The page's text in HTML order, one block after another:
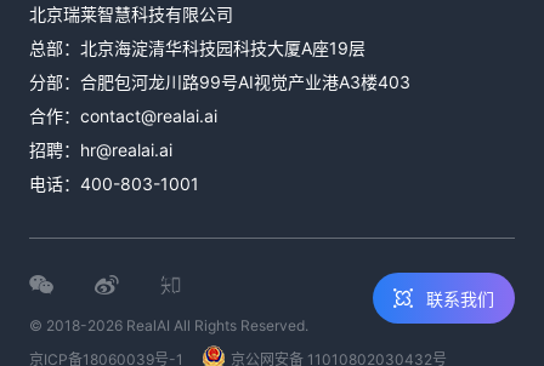
北京瑞莱智慧科技有限公司
总部：北京海淀清华科技园科技大厦A座19层
分部：合肥包河龙川路99号AI视觉产业港A3楼403
合作： contact@realai.ai
招聘： hr@realai.ai
电话： 400-803-1001
© 2018-2026 RealAI All Rights Reserved.
京ICP备18060039号-1
京公网安备 11010802030432号
联系我们
邮件咨询
contact@realai.ai